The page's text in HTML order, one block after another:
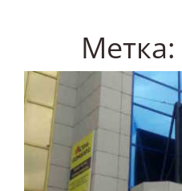
Метка: